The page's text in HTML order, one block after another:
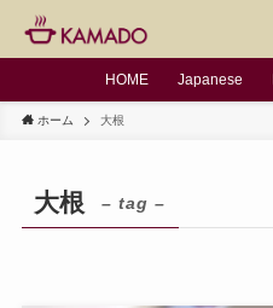
HOME Japanese
ホーム 大根
大根 – tag –